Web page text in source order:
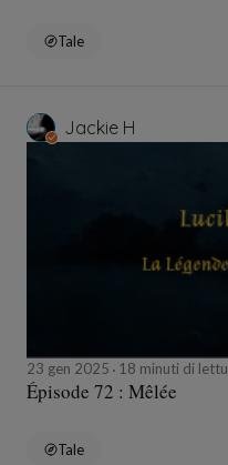
Tale
Jackie H
23 gen 2025 18 minuti di
Épisode 72 : Mêlée
Tale